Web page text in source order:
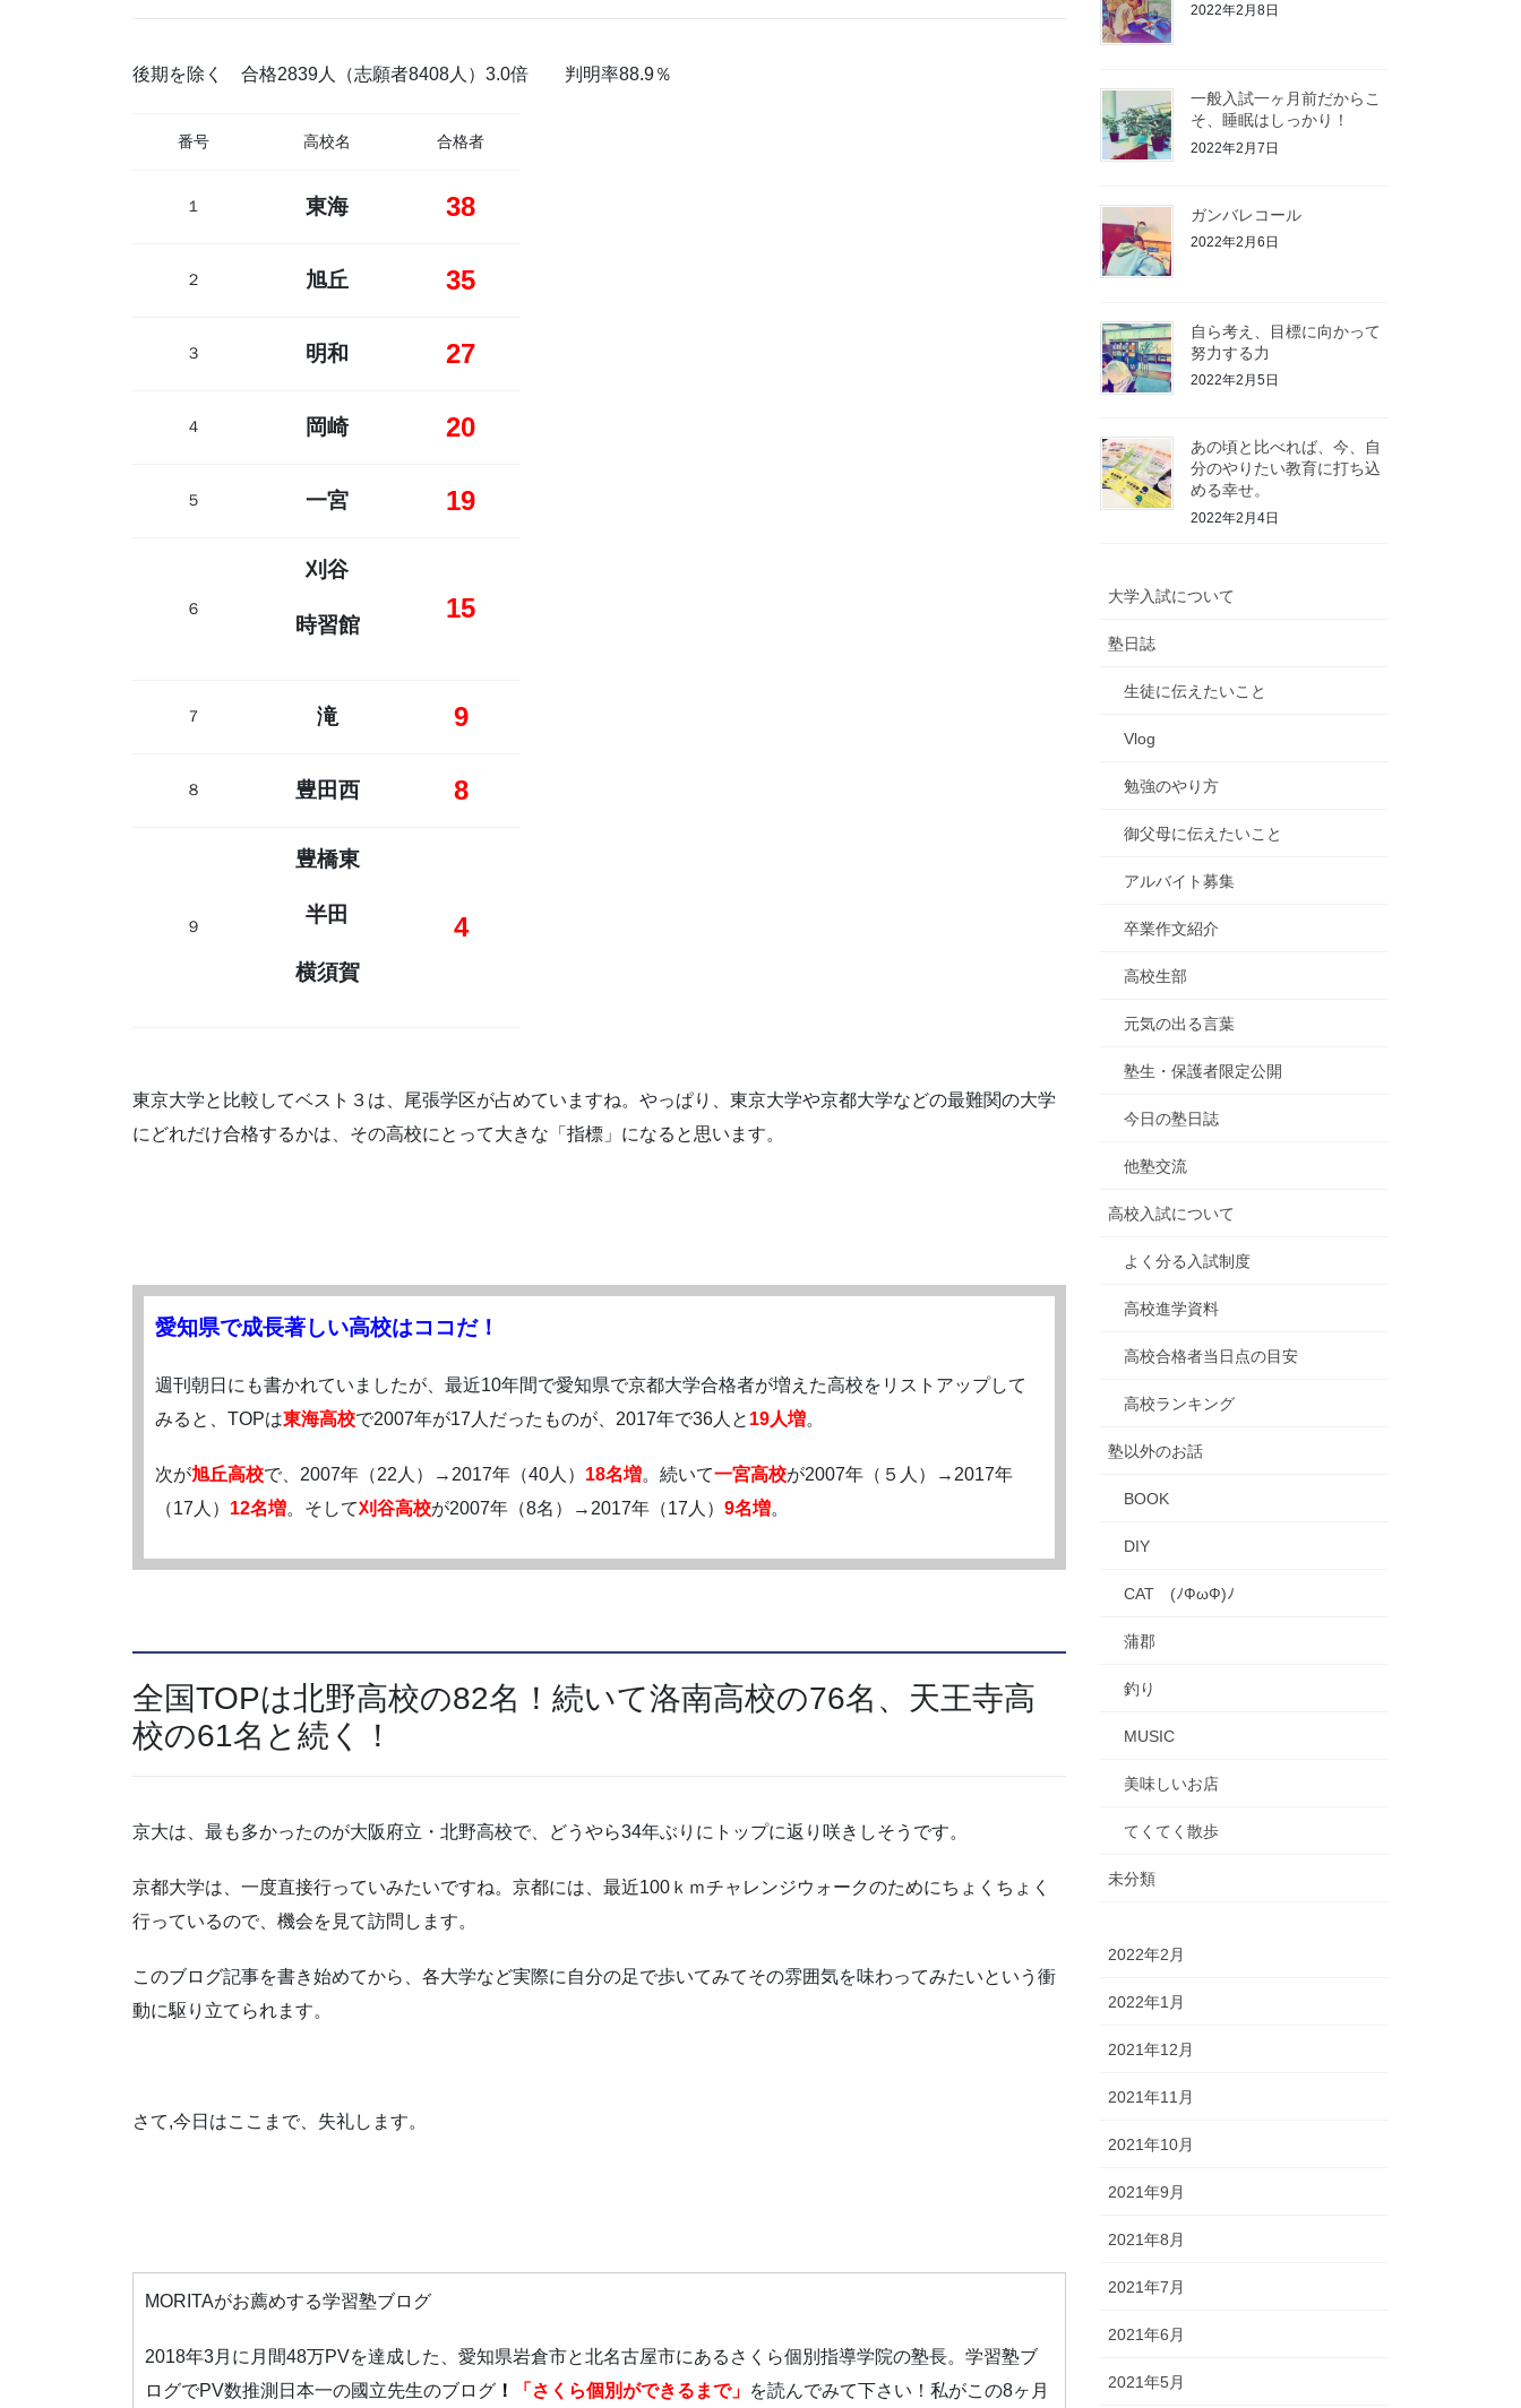
後期を除く 合格2839人（志願者8408人）3.0倍 判明率88.9％
番号 高校名 合格者
１ 東海 38
２ 旭丘 35
３ 明和 27
４ 岡崎 20
５ 一宮 19
６
刈谷
時習館
15
７ 滝 9
８ 豊田西 8
９
豊橋東
半田
横須賀
4
東京大学と比較してベスト３は、尾張学区が占めていますね。やっぱり、東京大学や京都大学などの最難関の大学
にどれだけ合格するかは、その高校にとって大きな「指標」になると思います。
愛知県で成長著しい高校はココだ！
週刊朝日にも書かれていましたが、最近10年間で愛知県で京都大学合格者が増えた高校をリストアップして
みると、TOPは東海高校で2007年が17人だったものが、2017年で36人と 19人増。
次が旭丘高校で、2007年（22人）→2017年（40人） 18名増。続いて一宮高校が2007年（５人）→2017年
（17人） 12名増。そして刈谷高校が2007年（8名）→2017年（17人） 9名増。
全国TOPは北野高校の82名！続いて洛南高校の76名、天王寺高
校の61名と続く！
京大は、最も多かったのが大阪府立・北野高校で、どうやら34年ぶりにトップに返り咲きしそうです。
京都大学は、一度直接行っていみたいですね。京都には、最近100ｋｍチャレンジウォークのためにちょくちょく
行っているので、機会を見て訪問します。
このブログ記事を書き始めてから、各大学など実際に自分の足で歩いてみてその雰囲気を味わってみたいという衝
動に駆り立てられます。
さて,今日はここまで、失礼します。
MORITAがお薦めする学習塾ブログ
2018年3月に月間48万PVを達成した、愛知県岩倉市と北名古屋市にあるさくら個別指導学院の塾長。学習塾ブ
ログでPV数推測日本一の國立先生のブログ ！ 「さくら個別ができるまで」 を読んでみて下さい！私がこの8ヶ月
2022年2月8日
一般入試一ヶ月前だからこ
そ、睡眠はしっかり！
2022年2月7日
ガンバレコール
2022年2月6日
自ら考え、目標に向かって
努力する力
2022年2月5日
あの頃と比べれば、今、自
分のやりたい教育に打ち込
める幸せ。
2022年2月4日
大学入試について
塾日誌
生徒に伝えたいこと
Vlog
勉強のやり方
御父母に伝えたいこと
アルバイト募集
卒業作文紹介
高校生部
元気の出る言葉
塾生・保護者限定公開
今日の塾日誌
他塾交流
高校入試について
よく分る入試制度
高校進学資料
高校合格者当日点の目安
高校ランキング
塾以外のお話
BOOK
DIY
CAT (ﾉФωФ)ﾉ
蒲郡
釣り
MUSIC
美味しいお店
てくてく散歩
未分類
2022年2月
2022年1月
2021年12月
2021年11月
2021年10月
2021年9月
2021年8月
2021年7月
2021年6月
2021年5月